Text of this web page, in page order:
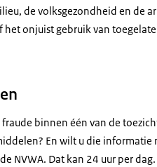
de volksgezondheid en de
onjuist gebruik van
binnen één van de
En wilt u die
NVWA. Dat kan 24 uur per